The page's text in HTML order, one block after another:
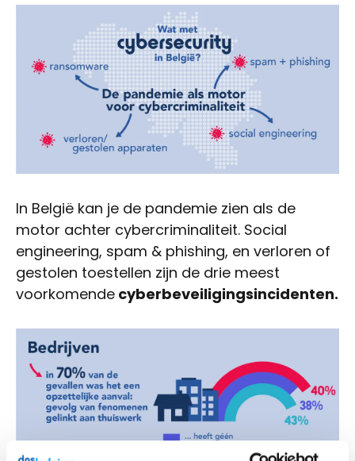
In België kan je de pandemie zien als de
motor achter cybercriminaliteit. Social
engineering, spam & phishing, en verloren of
gestolen toestellen zijn de drie meest
voorkomende cyberbeveiligingsincidenten.